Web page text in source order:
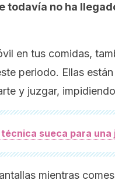
todavía no ha
en tus comidas,
periodo. Ellas
y juzgar,
técnica sueca para
mientras